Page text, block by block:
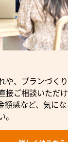
や、プランづくり
接ご相談いただけ
額感など、気に
。